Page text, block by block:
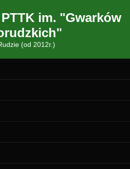
PTTK im. "Gwarków
(od 2012r.)